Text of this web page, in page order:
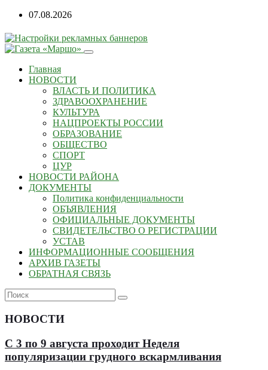
Перейти
содержанию
07.08.2026
Главная
НОВОСТИ
ВЛАСТЬ И ПОЛИТИКА
ЗДРАВООХРАНЕНИЕ
КУЛЬТУРА
НАЦПРОЕКТЫ РОССИИ
ОБРАЗОВАНИЕ
ОБЩЕСТВО
СПОРТ
ЦУР
НОВОСТИ РАЙОНА
ДОКУМЕНТЫ
Политика конфиденциальности
ОБЪЯВЛЕНИЯ
ОФИЦИАЛЬНЫЕ ДОКУМЕНТЫ
СВИДЕТЕЛЬСТВО О РЕГИСТРАЦИИ
УСТАВ
ИНФОРМАЦИОННЫЕ СООБЩЕНИЯ
АРХИВ ГАЗЕТЫ
ОБРАТНАЯ СВЯЗЬ
НОВОСТИ
С 3 по 9 августа проходит Неделя
популяризации грудного вскармливания